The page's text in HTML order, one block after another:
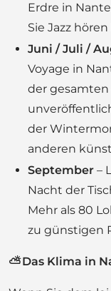
Erdre in
Sie Jazz
Juni / Juli /
Voyage in
der
der
anderen
September –
Nacht der
Mehr als 80
zu günstigen
⛅ Das Klima in